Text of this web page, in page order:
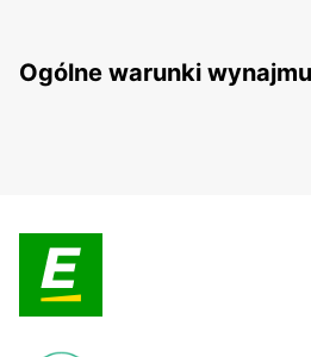
Ogólne warunki wynajmu